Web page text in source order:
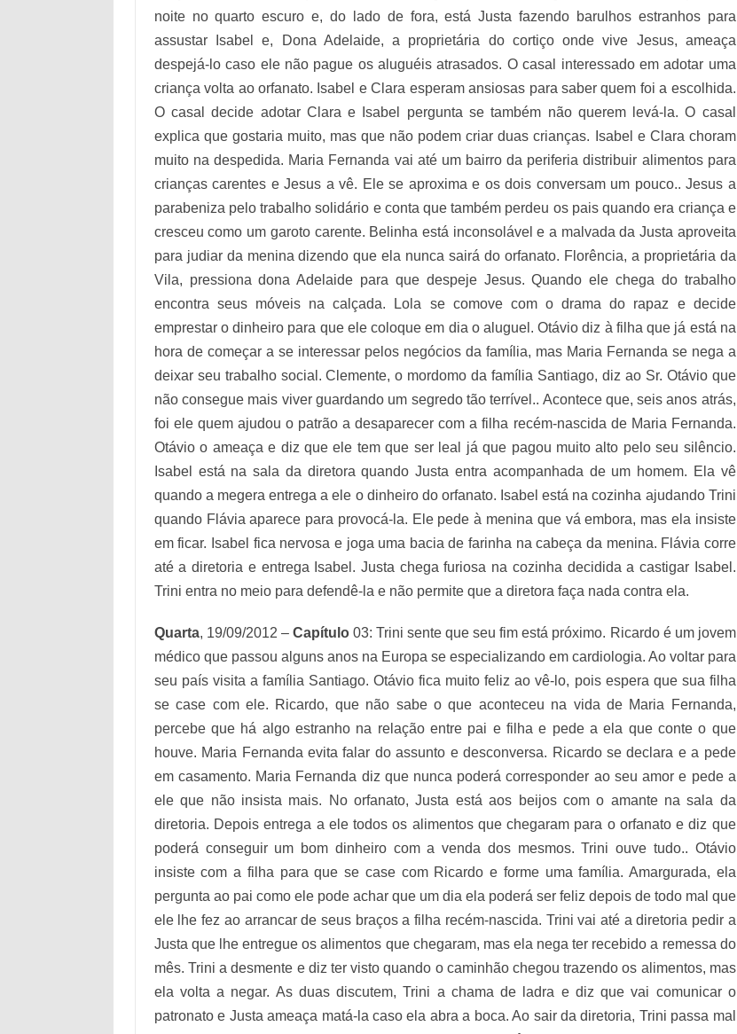
noite no quarto escuro e, do lado de fora, está Justa fazendo barulhos estranhos para
assustar Isabel e, Dona Adelaide, a proprietária do cortiço onde vive Jesus, ameaça
despejá-lo caso ele não pague os aluguéis atrasados. O casal interessado em adotar uma
criança volta ao orfanato. Isabel e Clara esperam ansiosas para saber quem foi a escolhida.
O casal decide adotar Clara e Isabel pergunta se também não querem levá-la. O casal
explica que gostaria muito, mas que não podem criar duas crianças. Isabel e Clara choram
muito na despedida. Maria Fernanda vai até um bairro da periferia distribuir alimentos para
crianças carentes e Jesus a vê. Ele se aproxima e os dois conversam um pouco.. Jesus a
parabeniza pelo trabalho solidário e conta que também perdeu os pais quando era criança e
cresceu como um garoto carente. Belinha está inconsolável e a malvada da Justa aproveita
para judiar da menina dizendo que ela nunca sairá do orfanato. Florência, a proprietária da
Vila, pressiona dona Adelaide para que despeje Jesus. Quando ele chega do trabalho
encontra seus móveis na calçada. Lola se comove com o drama do rapaz e decide
emprestar o dinheiro para que ele coloque em dia o aluguel. Otávio diz à filha que já está na
hora de começar a se interessar pelos negócios da família, mas Maria Fernanda se nega a
deixar seu trabalho social. Clemente, o mordomo da família Santiago, diz ao Sr. Otávio que
não consegue mais viver guardando um segredo tão terrível.. Acontece que, seis anos atrás,
foi ele quem ajudou o patrão a desaparecer com a filha recém-nascida de Maria Fernanda.
Otávio o ameaça e diz que ele tem que ser leal já que pagou muito alto pelo seu silêncio.
Isabel está na sala da diretora quando Justa entra acompanhada de um homem. Ela vê
quando a megera entrega a ele o dinheiro do orfanato. Isabel está na cozinha ajudando Trini
quando Flávia aparece para provocá-la. Ele pede à menina que vá embora, mas ela insiste
em ficar. Isabel fica nervosa e joga uma bacia de farinha na cabeça da menina. Flávia corre
até a diretoria e entrega Isabel. Justa chega furiosa na cozinha decidida a castigar Isabel.
Trini entra no meio para defendê-la e não permite que a diretora faça nada contra ela.
Quarta, 19/09/2012 – Capítulo03: Trini sente que seu fim está próximo. Ricardo é um jovem
médico que passou alguns anos na Europa se especializando em cardiologia. Ao voltar para
seu país visita a família Santiago. Otávio fica muito feliz ao vê-lo, pois espera que sua filha
se case com ele. Ricardo, que não sabe o que aconteceu na vida de Maria Fernanda,
percebe que há algo estranho na relação entre pai e filha e pede a ela que conte o que
houve. Maria Fernanda evita falar do assunto e desconversa. Ricardo se declara e a pede
em casamento. Maria Fernanda diz que nunca poderá corresponder ao seu amor e pede a
ele que não insista mais. No orfanato, Justa está aos beijos com o amante na sala da
diretoria. Depois entrega a ele todos os alimentos que chegaram para o orfanato e diz que
poderá conseguir um bom dinheiro com a venda dos mesmos. Trini ouve tudo.. Otávio
insiste com a filha para que se case com Ricardo e forme uma família. Amargurada, ela
pergunta ao pai como ele pode achar que um dia ela poderá ser feliz depois de todo mal que
ele lhe fez ao arrancar de seus braços a filha recém-nascida. Trini vai até a diretoria pedir a
Justa que lhe entregue os alimentos que chegaram, mas ela nega ter recebido a remessa do
mês. Trini a desmente e diz ter visto quando o caminhão chegou trazendo os alimentos, mas
ela volta a negar. As duas discutem, Trini a chama de ladra e diz que vai comunicar o
patronato e Justa ameaça matá-la caso ela abra a boca. Ao sair da diretoria, Trini passa mal